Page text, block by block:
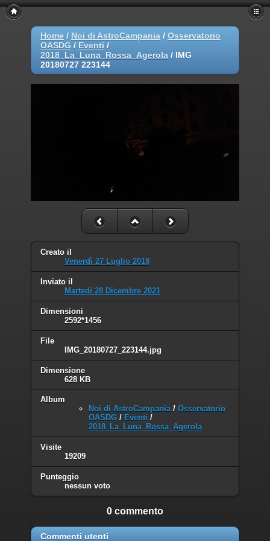
Home / Noi di AstroCampania / Osservatorio
OASDG / Eventi /
2018_La_Luna_Rossa_Agerola / IMG
20180727 223144
Creato il
Venerdì 27 Luglio 2018
Inviato il
Martedì 28 Dicembre 2021
Dimensioni
2592*1456
File
IMG_20180727_223144.jpg
Dimensione
628 KB
Album
Noi di AstroCampania/ Osservatorio
OASDG / Eventi /
2018_La_Luna_Rossa_Agerola
Visite
19209
Punteggio
nessun voto
0 commento
Commenti utenti